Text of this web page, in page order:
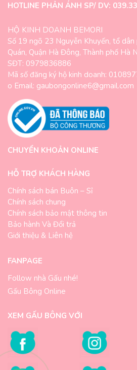
HOTLINE PHẢN ÁNH SP/ DV:
HỘ KINH DOANH BEMORI
Số 19 ngõ 23 Nguyễn Khuyến, tổ dân
Quán, Quận Hà Đông, Thành phố Hà
SĐT: 0979836886
Mã số đăng ký hộ kinh doanh:
o Email: gaubongonline6@gmail.com
CHUYỂN KHOẢN ONLINE
HỖ TRỢ KHÁCH HÀNG
Chính sách bán Buôn – Sỉ
Chính sách chung
Chính sách bảo mật thông tin
Bảo hành Và Đổi trả
Giới thiệu & Liên hệ
FANPAGE
Follow nhà Gấu nhé!
Gấu Bông Online
XEM GẤU BÔNG VỚI